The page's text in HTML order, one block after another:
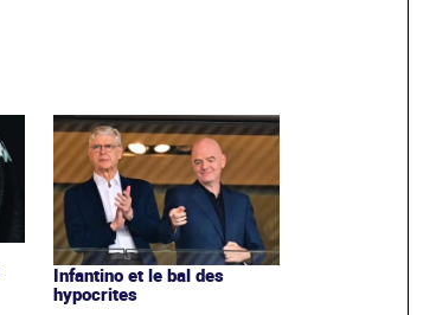
Infantino et le bal des
hypocrites